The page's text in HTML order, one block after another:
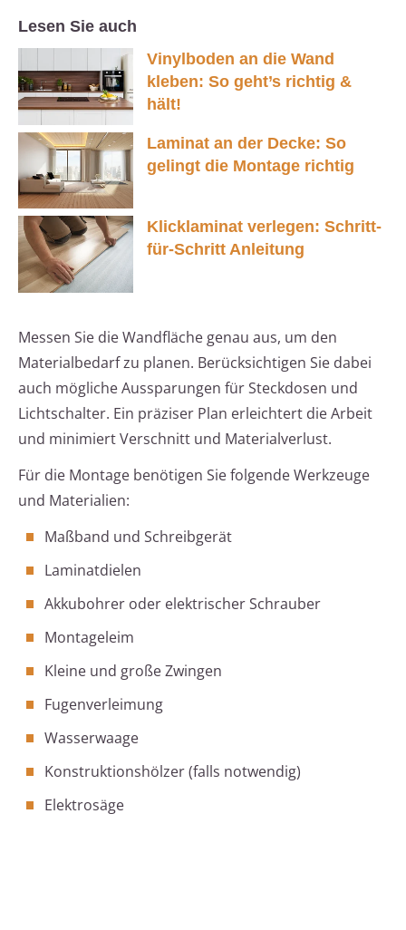
Lesen Sie auch
Vinylboden an die Wand
kleben: So geht’s richtig &
hält!
Laminat an der Decke: So
gelingt die Montage richtig
Klicklaminat verlegen: Schritt-
für-Schritt Anleitung
Messen Sie die Wandfläche genau aus, um den
Materialbedarf zu planen. Berücksichtigen Sie dabei
auch mögliche Aussparungen für Steckdosen und
Lichtschalter. Ein präziser Plan erleichtert die Arbeit
und minimiert Verschnitt und Materialverlust.
Für die Montage benötigen Sie folgende Werkzeuge
und Materialien:
Maßband und Schreibgerät
Laminatdielen
Akkubohrer oder elektrischer Schrauber
Montageleim
Kleine und große Zwingen
Fugenverleimung
Wasserwaage
Konstruktionshölzer (falls notwendig)
Elektrosäge